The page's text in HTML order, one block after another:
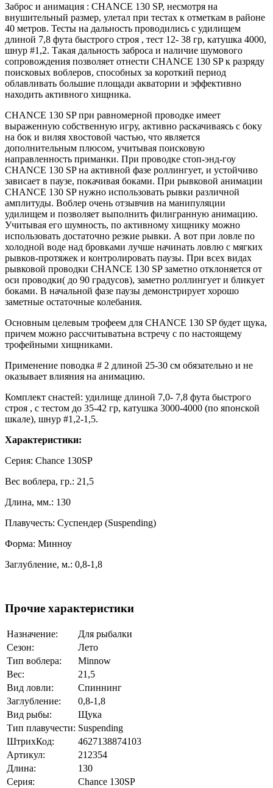
Заброс и анимация : CHANCE 130 SP, несмотря на
внушительный размер, улетал при тестах к отметкам в районе
40 метров. Тесты на дальность проводились с удилищем
длиной 7,8 фута быстрого строя , тест 12- 38 гр, катушка 4000,
шнур #1,2. Такая дальность заброса и наличие шумового
сопровождения позволяет отнести CHANCE 130 SP к разряду
поисковых воблеров, способных за короткий период
облавливать большие площади акватории и эффективно
находить активного хищника.
CHANCE 130 SP при равномерной проводке имеет
выраженную собственную игру, активно раскачиваясь с боку
на бок и виляя хвостовой частью, что является
дополнительным плюсом, учитывая поисковую
направленность приманки. При проводке стоп-энд-гоу
CHANCE 130 SP на активной фазе роллингует, и устойчиво
зависает в паузе, покачивая боками. При рывковой анимации
CHANCE 130 SP нужно использовать рывки различной
амплитуды. Воблер очень отзывчив на манипуляции
удилищем и позволяет выполнить филигранную анимацию.
Учитывая его шумность, по активному хищнику можно
использовать достаточно резкие рывки. А вот при ловле по
холодной воде над бровками лучше начинать ловлю с мягких
рывков-протяжек и контролировать паузы. При всех видах
рывковой проводки CHANCE 130 SP заметно отклоняется от
оси проводки( до 90 градусов), заметно роллингует и бликует
боками. В начальной фазе паузы демонстрирует хорошо
заметные остаточные колебания.
Основным целевым трофеем для CHANCE 130 SP будет щука,
причем можно рассчитыватьна встречу с по настоящему
трофейными хищниками.
Применение поводка # 2 длиной 25-30 см обязательно и не
оказывает влияния на анимацию.
Комплект снастей: удилище длиной 7,0- 7,8 фута быстрого
строя , с тестом до 35-42 гр, катушка 3000-4000 (по японской
шкале), шнур #1,2-1,5.
Характеристики:
Серия: Chance 130SP
Вес воблера, гр.: 21,5
Длина, мм.: 130
Плавучесть: Суспендер (Suspending)
Форма: Минноу
Заглубление, м.: 0,8-1,8
Прочие характеристики
Назначение:
Для рыбалки
Сезон:
Лето
Тип воблера:
Minnow
Вес:
21,5
Вид ловли:
Спиннинг
Заглубление:
0,8-1,8
Вид рыбы:
Щука
Тип плавучести: Suspending
ШтрихКод:
4627138874103
Артикул:
212354
Длина:
130
Серия:
Chance 130SP